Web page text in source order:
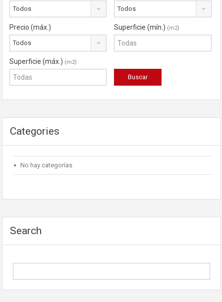
Todos Todos
Precio (máx.)
Todos
Superficie (mín.) (m2)
Superficie (máx.) (m2)
Categories
No hay categorías
Search